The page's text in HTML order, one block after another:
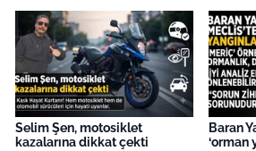
Selim Şen, motosiklet
kazalarına dikkat çekti
Baran
‘orman